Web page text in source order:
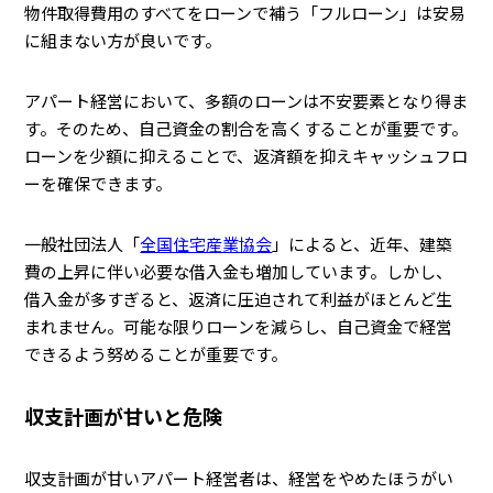
物件取得費用のすべてをローンで補う「フルローン」は安易
に組まない方が良いです。
アパート経営において、多額のローンは不安要素となり得ま
す。そのため、自己資金の割合を高くすることが重要です。
ローンを少額に抑えることで、返済額を抑えキャッシュフロ
ーを確保できます。
一般社団法人「全国住宅産業協会」によると、近年、建築
費の上昇に伴い必要な借入金も増加しています。しかし、
借入金が多すぎると、返済に圧迫されて利益がほとんど生
まれません。可能な限りローンを減らし、自己資金で経営
できるよう努めることが重要です。
収支計画が甘いと危険
収支計画が甘いアパート経営者は、経営をやめたほうがい